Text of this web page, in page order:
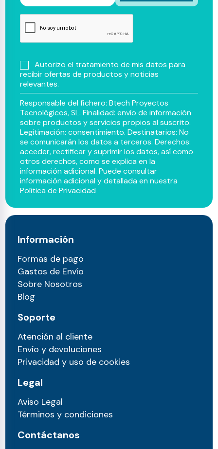
Autorizo el tratamiento de mis datos para
recibir ofertas de productos y noticias
relevantes.
Responsable del fichero: Btech Proyectos
Tecnológicos, SL. Finalidad: envío de información
sobre productos y servicios propios al suscrito.
Legitimación: consentimiento. Destinatarios: No
se comunicarán los datos a terceros. Derechos:
acceder, rectificar y suprimir los datos, así como
otros derechos, como se explica en la
información adicional. Puede consultar
información adicional y detallada en nuestra
Política de Privacidad
Información
Formas de pago
Gastos de Envío
Sobre Nosotros
Blog
Soporte
Atención al cliente
Envío y devoluciones
Privacidad y uso de cookies
Legal
Aviso Legal
Términos y condiciones
Contáctanos